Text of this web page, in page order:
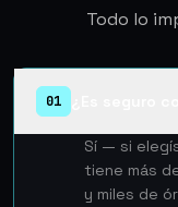
Todo lo
01
Sí — si
tiene más
y miles de